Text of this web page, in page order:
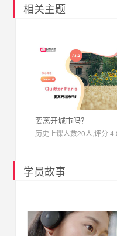
相关主题
要离开城市吗？
历史上课人数20人,评分
学员故事